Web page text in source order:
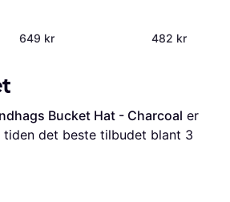
649 kr
482 kr
Bucket Hat - Charcoal
det beste tilbudet blant 3